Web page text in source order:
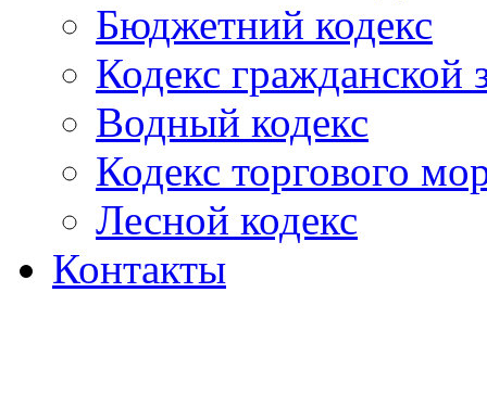
Бюджетний кодекс
Кодекс гражданской
Водный кодекс
Кодекс торгового
Лесной кодекс
Контакты